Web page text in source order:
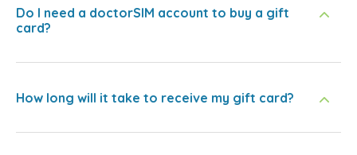
Do I need a doctorSIM account to buy a gift
card?
How long will it take to receive my gift card?